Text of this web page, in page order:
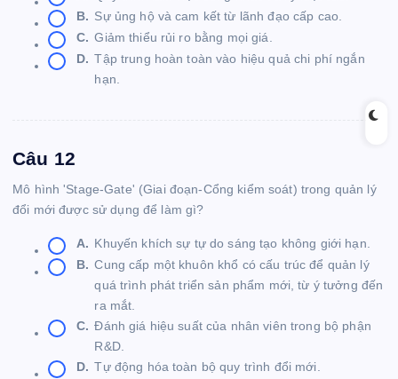
B. Sự ủng hộ và cam kết từ lãnh đạo cấp cao.
C. Giảm thiểu rủi ro bằng mọi giá.
D. Tập trung hoàn toàn vào hiệu quả chi phí ngắn
hạn.
Câu 12
Mô hình 'Stage-Gate' (Giai đoạn-Cổng kiểm soát) trong quản lý
đổi mới được sử dụng để làm gì?
A. Khuyến khích sự tự do sáng tạo không giới hạn.
B. Cung cấp một khuôn khổ có cấu trúc để quản lý
quá trình phát triển sản phẩm mới, từ ý tưởng đến
ra mắt.
C. Đánh giá hiệu suất của nhân viên trong bộ phận
R&D.
D. Tự động hóa toàn bộ quy trình đổi mới.